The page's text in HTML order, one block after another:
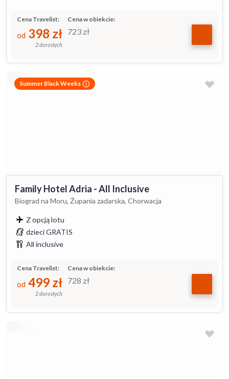
Cena w obiekcie:
723 zł
Cena Travelist:
od 398 zł
2 dorosłych
Summer Black Weeks
Family Hotel Adria - All Inclusive
Biograd na Moru, Żupania zadarska, Chorwacja
Z opcją lotu
dzieci GRATIS
All inclusive
Cena w obiekcie:
728 zł
Cena Travelist:
od 499 zł
2 dorosłych